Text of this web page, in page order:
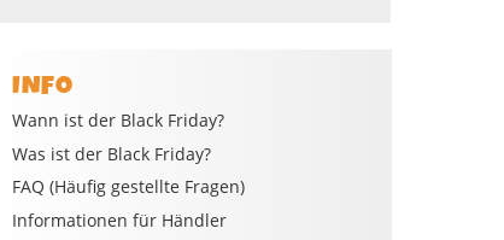
INFO
Wann ist der Black Friday?
Was ist der Black Friday?
FAQ (Häufig gestellte Fragen)
Informationen für Händler